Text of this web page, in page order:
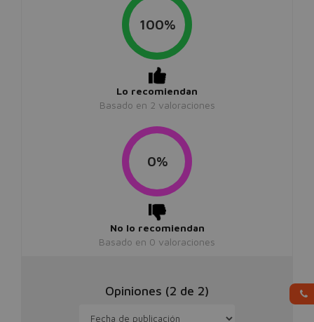
100%
Lo recomiendan
Basado en 2 valoraciones
0%
No lo recomiendan
Basado en 0 valoraciones
Opiniones (2 de 2)